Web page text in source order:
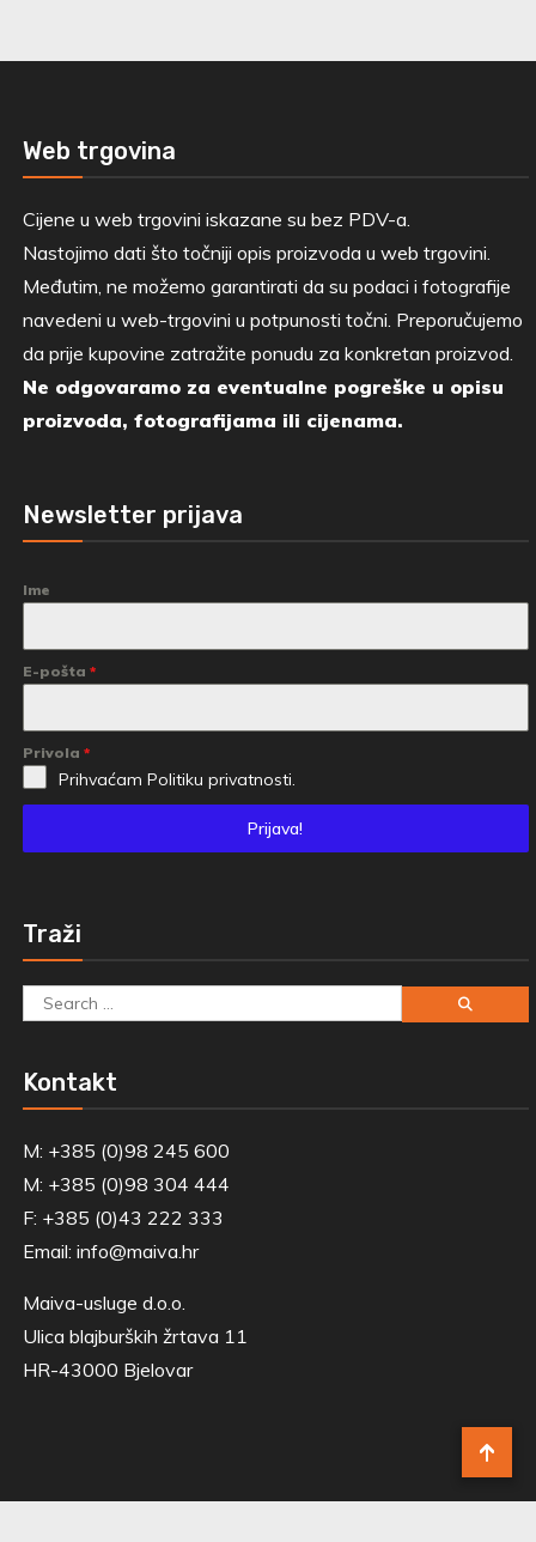
Web trgovina
Cijene u web trgovini iskazane su bez PDV-a.
Nastojimo dati što točniji opis proizvoda u web trgovini.
Međutim, ne možemo garantirati da su podaci i fotografije
navedeni u web-trgovini u potpunosti točni. Preporučujemo
da prije kupovine zatražite ponudu za konkretan proizvod.
Ne odgovaramo za eventualne pogreške u opisu
proizvoda, fotografijama ili cijenama.
Newsletter prijava
Ime
E-pošta *
Privola *
Prihvaćam Politiku privatnosti.
Prijava!
Traži
Search
Kontakt
M: +385 (0)98 245 600
M: +385 (0)98 304 444
F: +385 (0)43 222 333
Email: info@maiva.hr
Maiva-usluge d.o.o.
Ulica blajburških žrtava 11
HR-43000 Bjelovar